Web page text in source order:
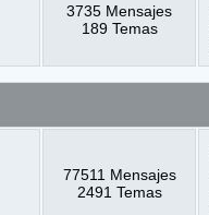
3735 Mensajes
189 Temas
77511 Mensajes
2491 Temas